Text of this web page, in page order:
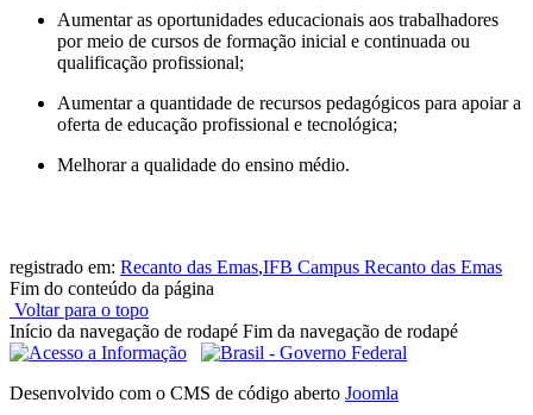
Aumentar as oportunidades educacionais aos trabalhadores
por meio de cursos de formação inicial e continuada ou
qualificação profissional;
Aumentar a quantidade de recursos pedagógicos para apoiar a
oferta de educação profissional e tecnológica;
Melhorar a qualidade do ensino médio.
registrado em: Recanto das Emas,IFB Campus Recanto das Emas
Fim do conteúdo da página
Voltar para o topo
Início da navegação de rodapé Fim da navegação de rodapé
Desenvolvido com o CMS de código aberto Joomla